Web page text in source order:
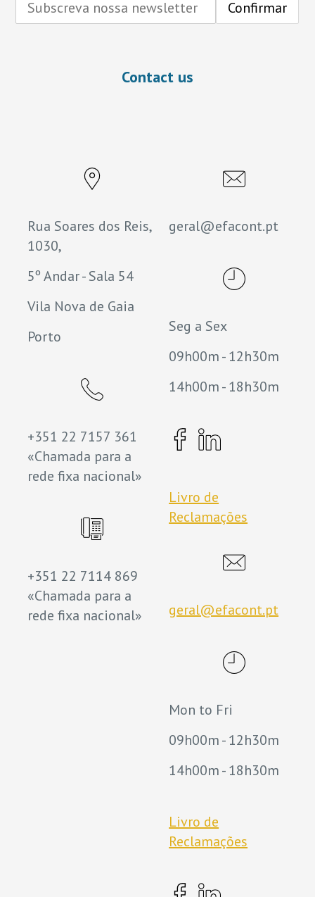
Contact us
Rua Soares dos Reis,
1030,
5º Andar - Sala 54
Vila Nova de Gaia
Porto
+351 22 7157 361
«Chamada para a
rede fixa nacional»
+351 22 7114 869
«Chamada para a
rede fixa nacional»
geral@efacont.pt
Seg a Sex
09h00m - 12h30m
14h00m - 18h30m
Livro de
Reclamações
geral@efacont.pt
Mon to Fri
09h00m - 12h30m
14h00m - 18h30m
Livro de
Reclamações